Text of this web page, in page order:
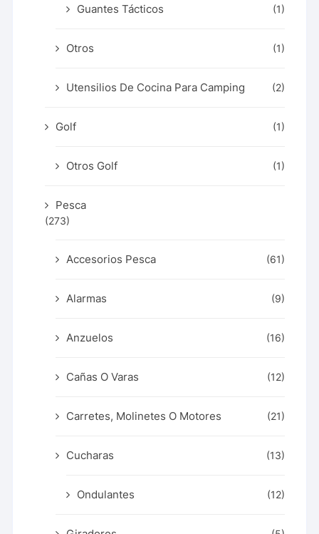
Guantes Tácticos (1)
Otros (1)
Utensilios De Cocina Para Camping (2)
Golf (1)
Otros Golf (1)
Pesca
(273)
Accesorios Pesca (61)
Alarmas (9)
Anzuelos (16)
Cañas O Varas (12)
Carretes, Molinetes O Motores (21)
Cucharas (13)
Ondulantes (12)